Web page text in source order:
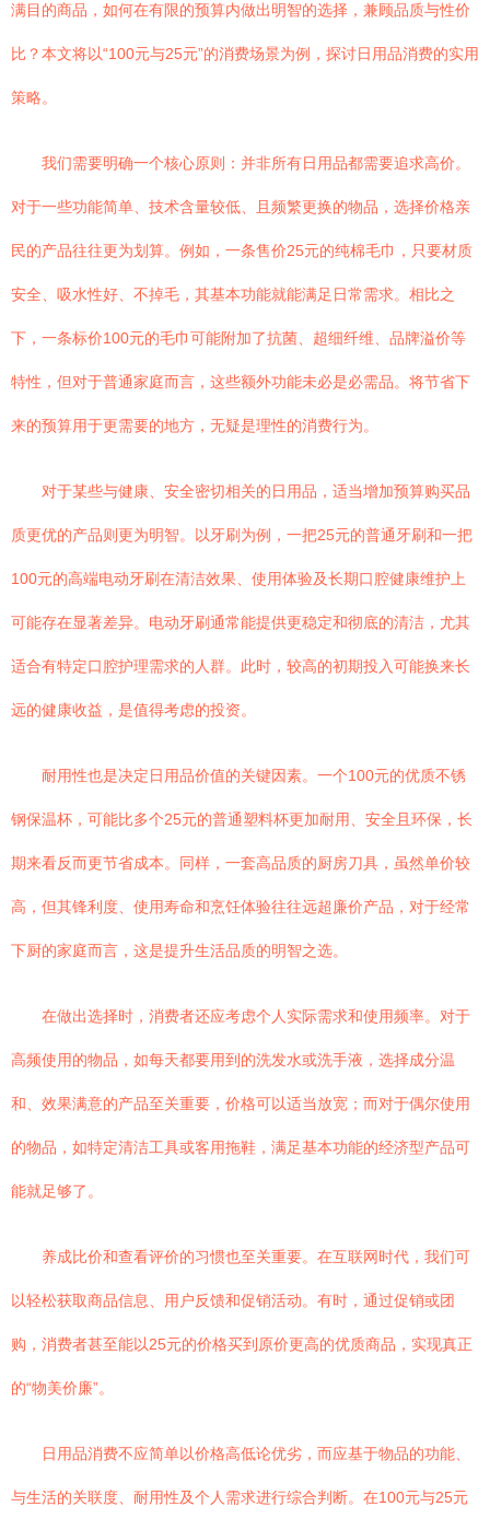
满目的商品，如何在有限的预算内做出明智的选择，兼顾品质与性价
比？本文将以“100元与25元”的消费场景为例，探讨日用品消费的实用
策略。
我们需要明确一个核心原则：并非所有日用品都需要追求高价。
对于一些功能简单、技术含量较低、且频繁更换的物品，选择价格亲
民的产品往往更为划算。例如，一条售价25元的纯棉毛巾，只要材质
安全、吸水性好、不掉毛，其基本功能就能满足日常需求。相比之
下，一条标价100元的毛巾可能附加了抗菌、超细纤维、品牌溢价等
特性，但对于普通家庭而言，这些额外功能未必是必需品。将节省下
来的预算用于更需要的地方，无疑是理性的消费行为。
对于某些与健康、安全密切相关的日用品，适当增加预算购买品
质更优的产品则更为明智。以牙刷为例，一把25元的普通牙刷和一把
100元的高端电动牙刷在清洁效果、使用体验及长期口腔健康维护上
可能存在显著差异。电动牙刷通常能提供更稳定和彻底的清洁，尤其
适合有特定口腔护理需求的人群。此时，较高的初期投入可能换来长
远的健康收益，是值得考虑的投资。
耐用性也是决定日用品价值的关键因素。一个100元的优质不锈
钢保温杯，可能比多个25元的普通塑料杯更加耐用、安全且环保，长
期来看反而更节省成本。同样，一套高品质的厨房刀具，虽然单价较
高，但其锋利度、使用寿命和烹饪体验往往远超廉价产品，对于经常
下厨的家庭而言，这是提升生活品质的明智之选。
在做出选择时，消费者还应考虑个人实际需求和使用频率。对于
高频使用的物品，如每天都要用到的洗发水或洗手液，选择成分温
和、效果满意的产品至关重要，价格可以适当放宽；而对于偶尔使用
的物品，如特定清洁工具或客用拖鞋，满足基本功能的经济型产品可
能就足够了。
养成比价和查看评价的习惯也至关重要。在互联网时代，我们可
以轻松获取商品信息、用户反馈和促销活动。有时，通过促销或团
购，消费者甚至能以25元的价格买到原价更高的优质商品，实现真正
的“物美价廉”。
日用品消费不应简单以价格高低论优劣，而应基于物品的功能、
与生活的关联度、耐用性及个人需求进行综合判断。在100元与25元